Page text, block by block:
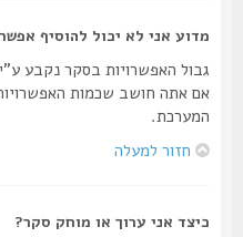
מדוע אני לא יכול להוסיף
גבול האפשרויות בסקר נקבע ע"י
אם אתה חושב שכמות האפשרויות
המערכת.
חזור למעלה
כיצד אני ערוך או מוחק סקר?